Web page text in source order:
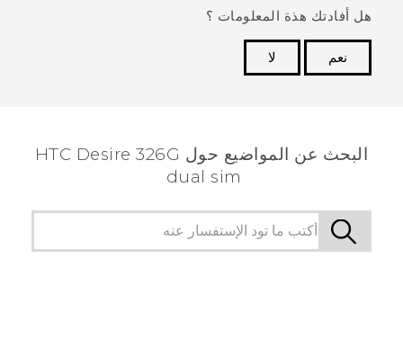
هل أفادتك هذة المعلومات ؟
نعم
لا
البحث عن المواضيع حول HTC Desire 326G
dual sim